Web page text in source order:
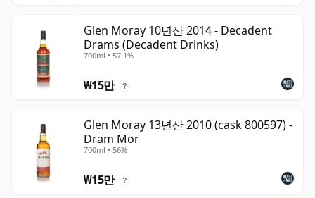
Glen Moray 10년산 2014 - Decadent
Drams (Decadent Drinks)
700ml • 57.1%
₩15만 ?
Glen Moray 13년산 2010 (cask 800597) -
Dram Mor
700ml • 56%
₩15만 ?